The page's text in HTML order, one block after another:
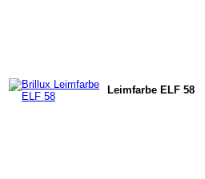
Leimfarbe ELF 58